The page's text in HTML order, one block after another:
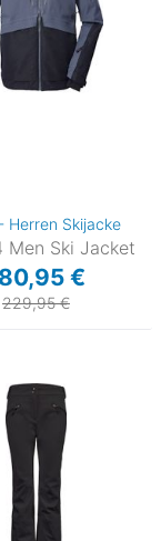
Herren Skijacke
Men Ski Jacket
€
229,95 €